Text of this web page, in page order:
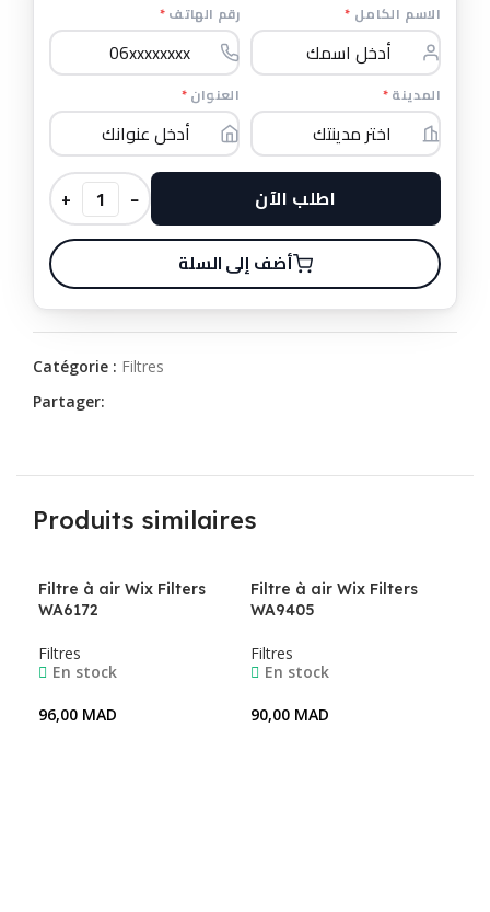
الاسم الكامل * رقم الهاتف*
المدينة* العنوان*
اطلب الآن −
+
أضف إلى السلة
Catégorie : Filtres
Partager:
Produits similaires
Filtre à air Wix Filters
WA6172
Filtres
En stock
96,00 MAD
Filtre à air Wix Filters
WA9405
Filtres
En stock
90,00 MAD